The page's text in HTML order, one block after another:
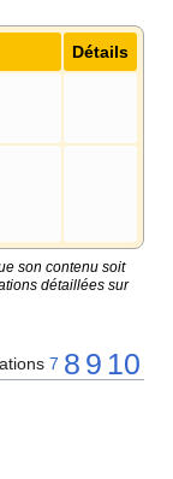
Détails
son contenu soit
détaillées sur
7 8 9 10